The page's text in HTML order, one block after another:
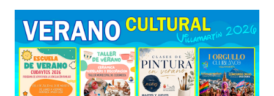
Empleo y Seguridad Social
Seguridad
Servicios Comarcales
Servicios Provinciales